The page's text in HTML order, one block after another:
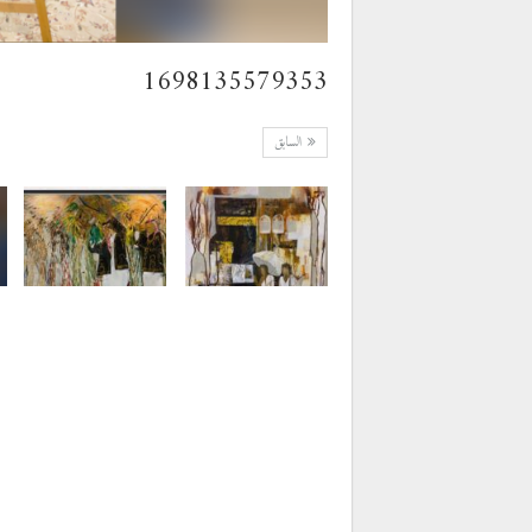
1698135579353
السابق